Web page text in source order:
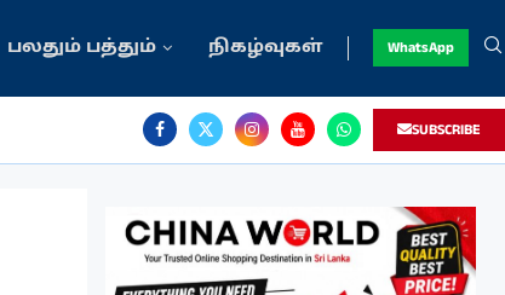
பலதும் பத்தும் நிகழ்வுகள் WhatsApp
SUBSCRIBE